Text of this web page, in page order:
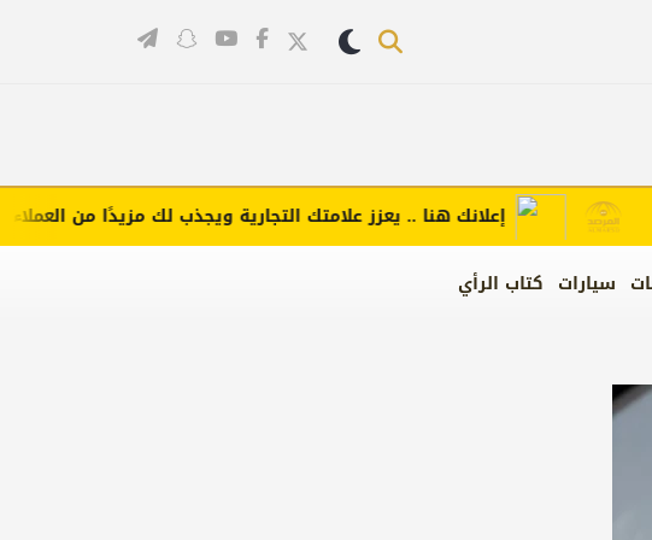
سيارات كتاب الرأي
إعلانك هنا .. يعزز علامتك التجارية ويجذب لك مزيدًا من العملاء